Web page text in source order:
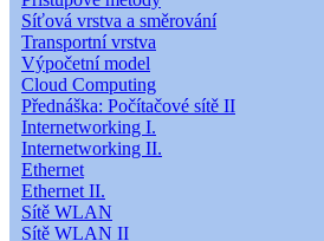
Síťová vrstva a směrování
Transportní vrstva
Výpočetní model
Cloud Computing
Přednáška: Počítačové sítě II
Internetworking I.
Internetworking II.
Ethernet
Ethernet II.
Sítě WLAN
Sítě WLAN II